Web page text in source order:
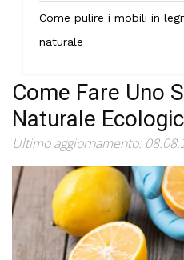
Come pulire i mobili in
naturale
Come Fare Uno
Naturale
Ultimo aggiornamento: